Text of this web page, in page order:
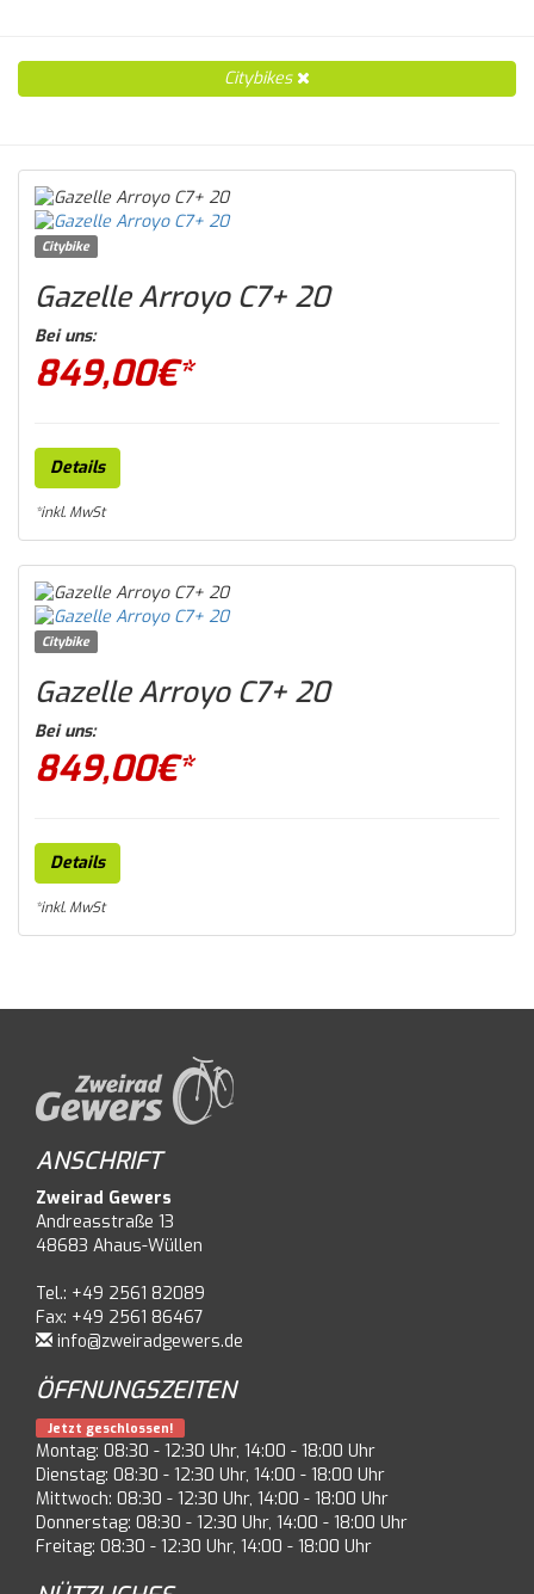
Citybikes
Citybike
Gazelle Arroyo C7+ 20
Bei uns:
849,00€*
Details
*inkl. MwSt
Citybike
Gazelle Arroyo C7+ 20
Bei uns:
849,00€*
Details
*inkl. MwSt
ANSCHRIFT
Zweirad Gewers
Andreasstraße 13
48683 Ahaus-Wüllen
Tel.: +49 2561 82089
Fax: +49 2561 86467
info@zweiradgewers.de
ÖFFNUNGSZEITEN
Jetzt geschlossen!
Montag: 08:30 - 12:30 Uhr, 14:00 - 18:00 Uhr
Dienstag: 08:30 - 12:30 Uhr, 14:00 - 18:00 Uhr
Mittwoch: 08:30 - 12:30 Uhr, 14:00 - 18:00 Uhr
Donnerstag: 08:30 - 12:30 Uhr, 14:00 - 18:00 Uhr
Freitag: 08:30 - 12:30 Uhr, 14:00 - 18:00 Uhr